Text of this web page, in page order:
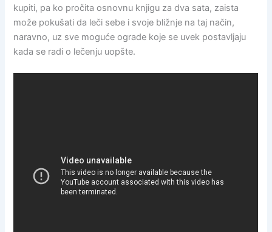
kupiti, pa ko pročita osnovnu knjigu za dva sata, zaista
može pokušati da leči sebe i svoje bližnje na taj način,
naravno, uz sve moguće ograde koje se uvek postavljaju
kada se radi o lečenju uopšte.